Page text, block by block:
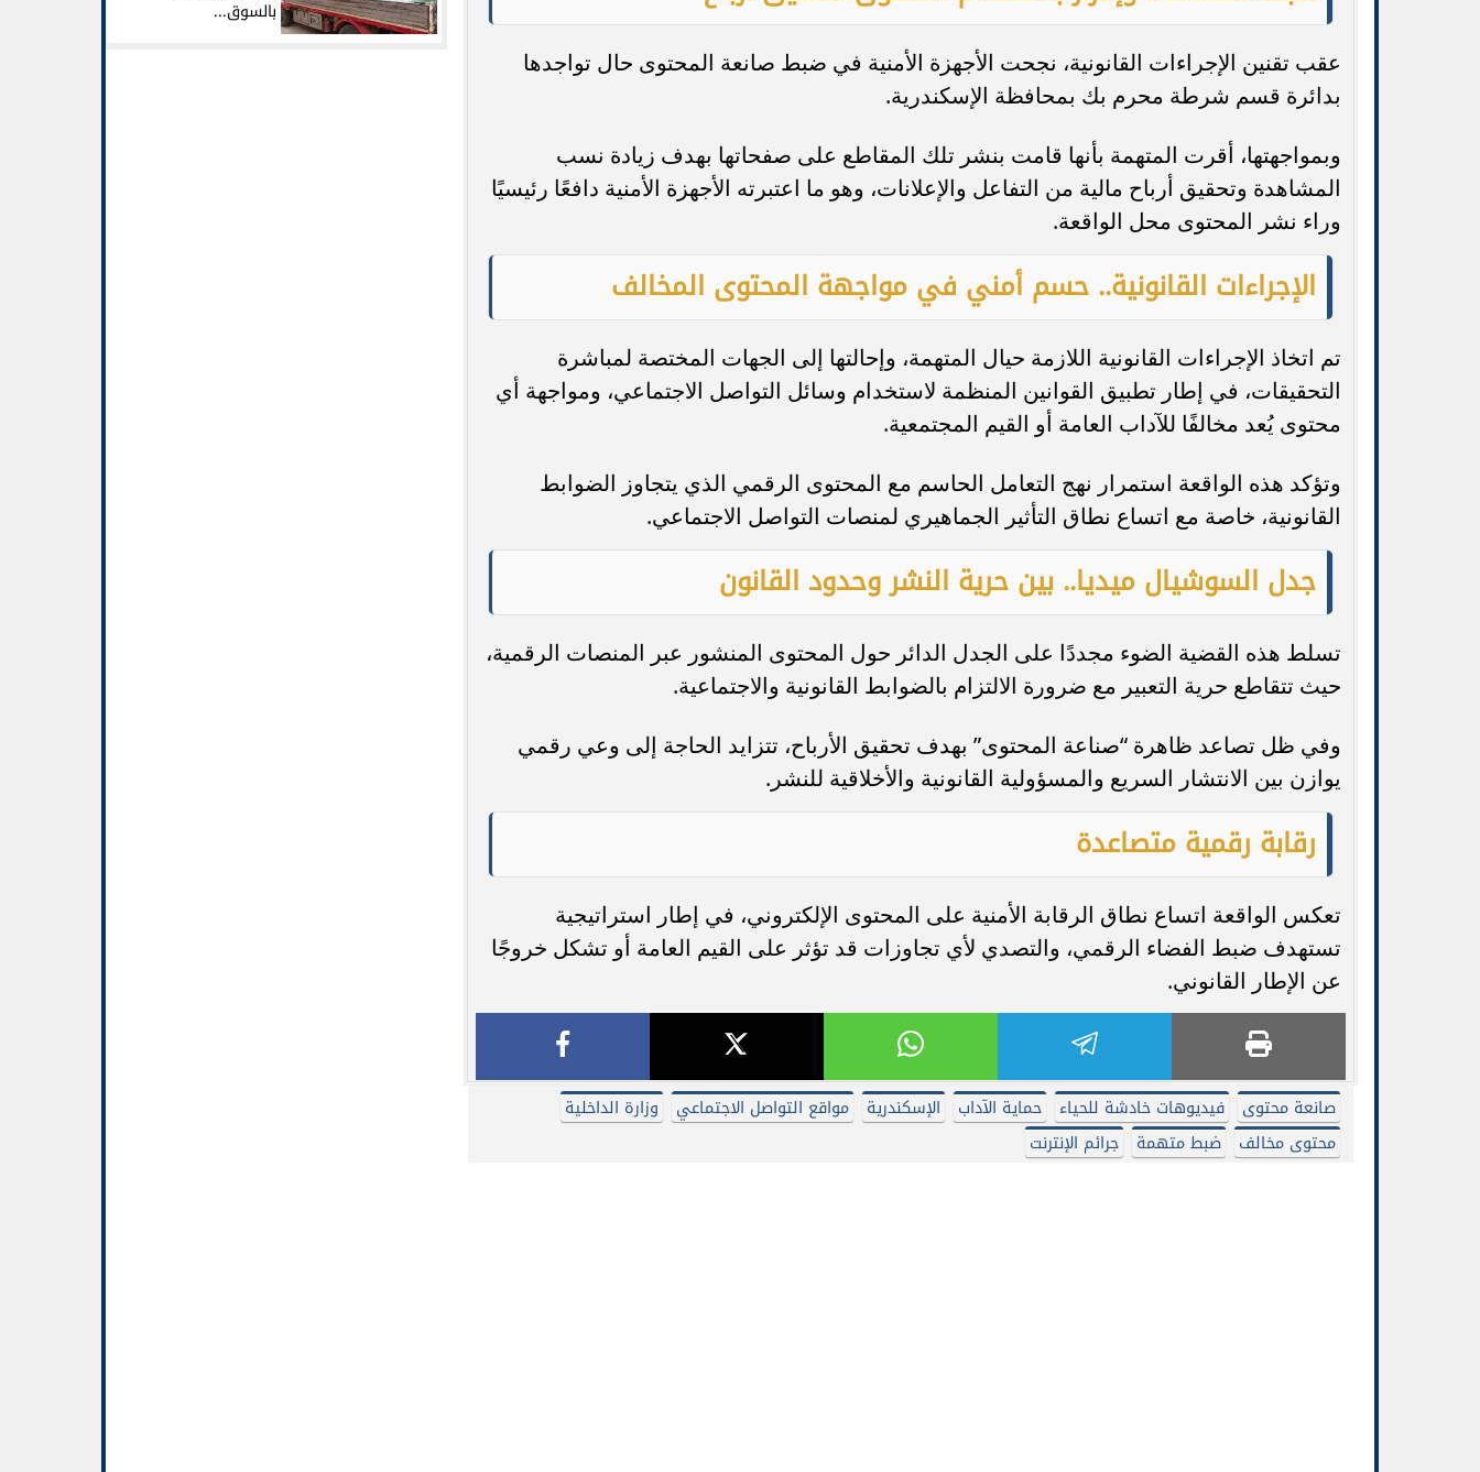
عقب تقنين الإجراءات القانونية، نجحت الأجهزة الأمنية في ضبط صانعة المحتوى حال تواجدها
بدائرة قسم شرطة محرم بك بمحافظة الإسكندرية.
وبمواجهتها، أقرت المتهمة بأنها قامت بنشر تلك المقاطع على صفحاتها بهدف زيادة نسب
المشاهدة وتحقيق أرباح مالية من التفاعل والإعلانات، وهو ما اعتبرته الأجهزة الأمنية دافعًا رئيسيًا
وراء نشر المحتوى محل الواقعة.
الإجراءات القانونية.. حسم أمني في مواجهة المحتوى المخالف
تم اتخاذ الإجراءات القانونية اللازمة حيال المتهمة، وإحالتها إلى الجهات المختصة لمباشرة
التحقيقات، في إطار تطبيق القوانين المنظمة لاستخدام وسائل التواصل الاجتماعي، ومواجهة أي
محتوى يُعد مخالفًا للآداب العامة أو القيم المجتمعية.
وتؤكد هذه الواقعة استمرار نهج التعامل الحاسم مع المحتوى الرقمي الذي يتجاوز الضوابط
القانونية، خاصة مع اتساع نطاق التأثير الجماهيري لمنصات التواصل الاجتماعي.
جدل السوشيال ميديا.. بين حرية النشر وحدود القانون
تسلط هذه القضية الضوء مجددًا على الجدل الدائر حول المحتوى المنشور عبر المنصات الرقمية،
حيث تتقاطع حرية التعبير مع ضرورة الالتزام بالضوابط القانونية والاجتماعية.
وفي ظل تصاعد ظاهرة “صناعة المحتوى” بهدف تحقيق الأرباح، تتزايد الحاجة إلى وعي رقمي
يوازن بين الانتشار السريع والمسؤولية القانونية والأخلاقية للنشر.
رقابة رقمية متصاعدة
تعكس الواقعة اتساع نطاق الرقابة الأمنية على المحتوى الإلكتروني، في إطار استراتيجية
تستهدف ضبط الفضاء الرقمي، والتصدي لأي تجاوزات قد تؤثر على القيم العامة أو تشكل خروجًا
عن الإطار القانوني.
صانعة محتوى فيديوهات خادشة للحياء حماية الآداب الإسكندرية مواقع التواصل الاجتماعي
وزارة الداخلية
محتوى مخالف
ضبط متهمة جرائم الإنترنت
بالسوق...